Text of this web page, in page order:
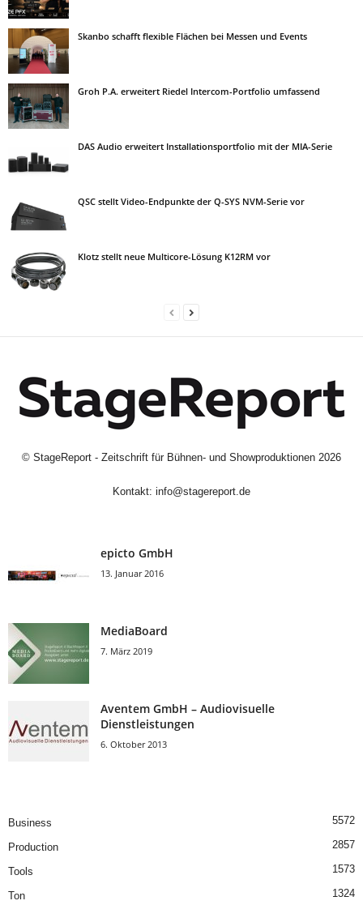
Skanbo schafft flexible Flächen bei Messen und Events
Groh P.A. erweitert Riedel Intercom-Portfolio umfassend
DAS Audio erweitert Installationsportfolio mit der MIA-Serie
QSC stellt Video-Endpunkte der Q-SYS NVM-Serie vor
Klotz stellt neue Multicore-Lösung K12RM vor
© StageReport - Zeitschrift für Bühnen- und Showproduktionen 2026
Kontakt: info@stagereport.de
epicto GmbH
13. Januar 2016
MediaBoard
7. März 2019
Aventem GmbH – Audiovisuelle
Dienstleistungen
6. Oktober 2013
Business 5572
Production 2857
Tools 1573
Ton 1324